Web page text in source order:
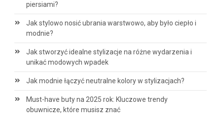
piersiami?
Jak stylowo nosić ubrania warstwowo, aby było ciepło i
modnie?
Jak stworzyć idealne stylizacje na różne wydarzenia i
unikać modowych wpadek
Jak modnie łączyć neutralne kolory w stylizacjach?
Must-have buty na 2025 rok: Kluczowe trendy
obuwnicze, które musisz znać